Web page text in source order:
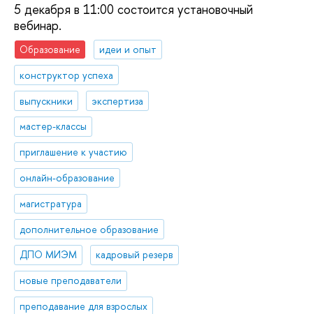
5 декабря в 11:00 состоится установочный
вебинар.
Образование
идеи и опыт
конструктор успеха
выпускники
экспертиза
мастер-классы
приглашение к участию
онлайн-образование
магистратура
дополнительное образование
ДПО МИЭМ
кадровый резерв
новые преподаватели
преподавание для взрослых